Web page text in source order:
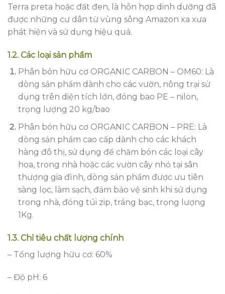
Terra preta hoặc đất đen, là hỗn hợp dinh dưỡng đã
được những cư dân từ vùng sông Amazon xa xưa
phát hiện và sử dụng hiệu quả.
1.2. Các loại sản phẩm
Phân bón hữu cơ ORGANIC CARBON – OM60: Là
dòng sản phẩm dành cho các vườn, nông trại sử
dụng trên diện tích lớn, đóng bao PE – nilon,
trọng lượng 20 kg/bao
Phân bón hữu cơ ORGANIC CARBON – PRE: Là
dòng sản phẩm cao cấp dành cho các khách
hàng đô thị, sử dụng để chăm bón các loại cây
hoa, trong nhà hoặc các vườn cây nhỏ tại sân
thượng gia đình, dòng sản phẩm được ưu tiên
sàng lọc, làm sạch, đảm bảo vệ sinh khi sử dụng
trong nhà, đóng túi zip, tráng bạc, trọng lượng
1Kg.
1.3. Chỉ tiêu chất lượng chính
– Tổng lượng hữu cơ: 60%
– Độ pH: 6